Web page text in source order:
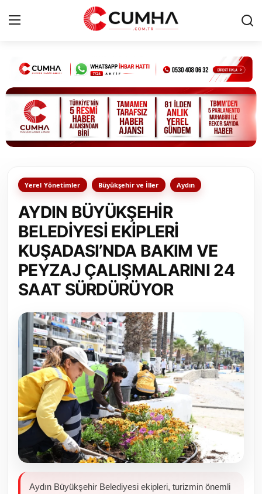
Kurumsal
Cumhurbaşkanlığı
Bakanlıklar
Siyasi Partiler
Yerel Yönetimler
Mülki İdare
Toplum ve Yaşam
Kamu Kurumları ve Üst Kurullar
Resmi Reklamlar
Yerel Yönetimler Büyükşehir ve İller Aydın
AYDIN BÜYÜKŞEHİR
BELEDİYESİ EKİPLERİ
KUŞADASI’NDA BAKIM VE
PEYZAJ ÇALIŞMALARINI 24
SAAT SÜRDÜRÜYOR
Aydın Büyükşehir Belediyesi ekipleri, turizmin önemli